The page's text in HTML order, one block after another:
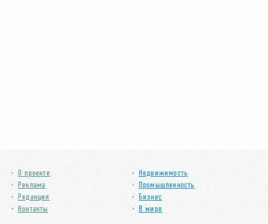
О проекте
Реклама
Редакция
Контакты
Недвижимость
Промышленность
Бизнес
В мире